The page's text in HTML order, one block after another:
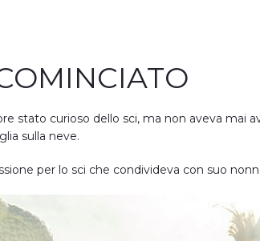
stato curioso dello sci, ma non aveva
sulla neve.
per lo sci che condivideva con suo